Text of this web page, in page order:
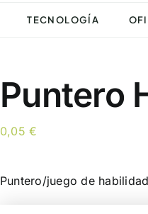
TECNOLOGÍA
Puntero
0,05€
Puntero/juego de